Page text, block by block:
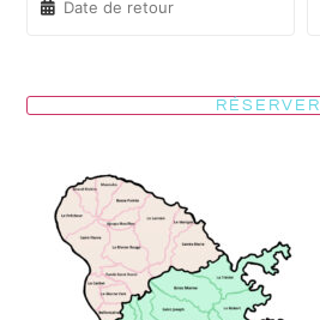
RÉSERVER